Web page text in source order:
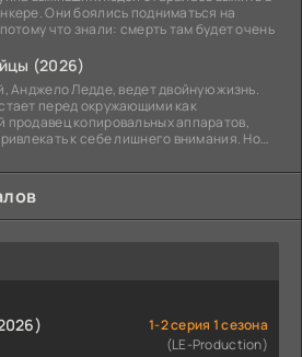
Они боялись подниматься на
что знали: смерть там будет очень
(2026)
Анджело Ледде, ведет двойную жизнь.
перед окружающими как
продавец копировальных аппаратов,
к себе лишнего внимания. Но
1-2 серия 1 сезона
(LE-Production)